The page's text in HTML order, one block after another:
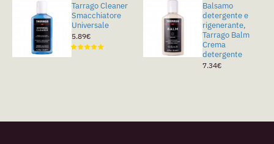
Tarrago Cleaner
Smacchiatore
Universale
5.89€
Avel Terre De
Sommiers
6.71€
Balsamo
detergente e
rigenerante,
Tarrago Balm
Crema
detergente
7.34€